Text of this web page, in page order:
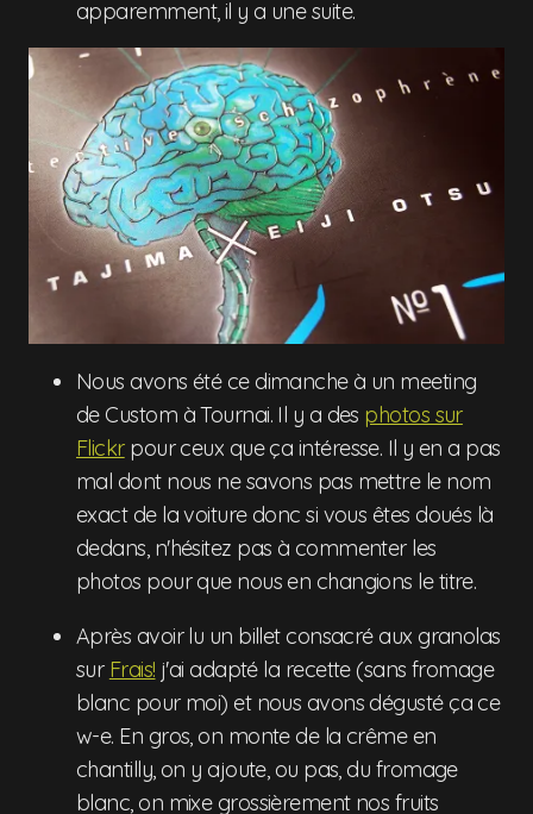
apparemment, il y a une suite.
Nous avons été ce dimanche à un meeting
de Custom à Tournai. Il y a des photos sur
Flickrpour ceux que ça intéresse. Il y en a pas
mal dont nous ne savons pas mettre le nom
exact de la voiture donc si vous êtes doués là
dedans, n'hésitez pas à commenter les
photos pour que nous en changions le titre.
Après avoir lu un billet consacré aux granolas
sur Frais! j'ai adapté la recette (sans fromage
blanc pour moi) et nous avons dégusté ça ce
w-e. En gros, on monte de la crême en
chantilly, on y ajoute, ou pas, du fromage
blanc, on mixe grossièrement nos fruits